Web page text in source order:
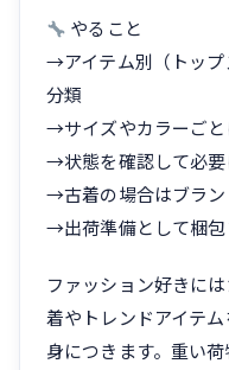
やること
→アイテム別（トップ
分類
→サイズやカラーごと
→状態を確認して必要
→古着の場合はブラン
→出荷準備として梱包
ファッション好きに
着やトレンドアイテ
身につきます。重い